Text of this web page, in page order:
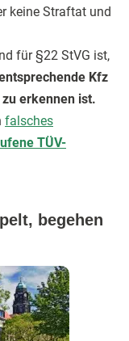
keine Straftat und
für §22 StVG ist,
Kfz
erkennen ist.
falsches
TÜV-
begehen